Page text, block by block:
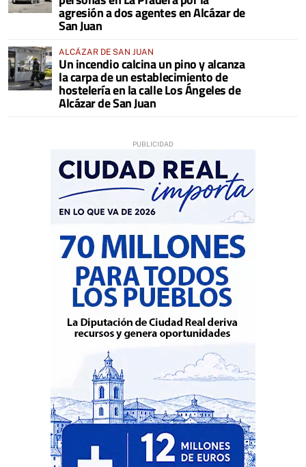
agresión a dos agentes en Alcázar de
San Juan
ALCÁZAR DE SAN JUAN
Un incendio calcina un pino y alcanza
la carpa de un establecimiento de
hostelería en la calle Los Ángeles de
Alcázar de San Juan